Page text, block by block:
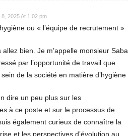
8, 2025 At 1:02 pm
ou « l’équipe de recrutement »
allez bien. Je m’appelle monsieur Saba
par l’opportunité de travail que
de la société en matière d’hygiène
dire un peu plus sur les
à ce poste et sur le processus de
également curieux de connaître la
et les perspectives d’évolution au